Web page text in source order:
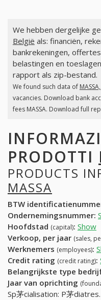
We hebben dergelijke
België als: financiën,
bankrekeningen,
belastingen en
rapport als zip-bestand.
We found such data of
vacancies. Download bank
fees MASSA. Download full
PRODOTTI
PRODUCTS
MASSA
BTW
Ondernemingsnummer:
Hoofdstad (capital): Show
Verkoop, per jaar (sales,
Werknemers (employees):
Credit rating (credit rating):
Belangrijkste type
Jaar van oprichting
Sp茅cialisation: P茅diatres.